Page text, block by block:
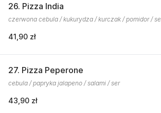
26. Pizza India
czerwona cebula / kukurydza / kurczak / pomidor /
41,90 zł
27. Pizza Peperone
cebula / papryka jalapeno / salami / ser
43,90 zł